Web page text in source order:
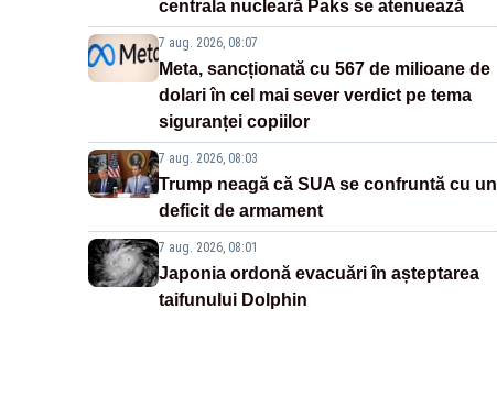
centrala nucleară Paks se atenuează
7 aug. 2026, 08:07
Meta, sancționată cu 567 de milioane de
dolari în cel mai sever verdict pe tema
siguranței copiilor
7 aug. 2026, 08:03
Trump neagă că SUA se confruntă cu un
deficit de armament
7 aug. 2026, 08:01
Japonia ordonă evacuări în așteptarea
taifunului Dolphin